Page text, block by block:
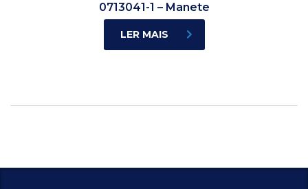
0713041-1 – Manete
LER MAIS